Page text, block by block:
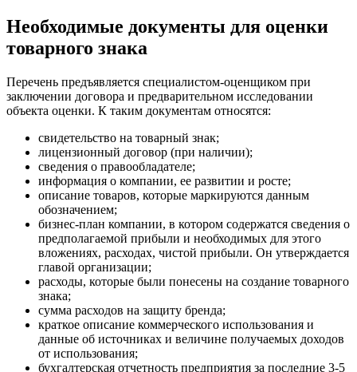
Необходимые документы для оценки
товарного знака
Перечень предъявляется специалистом-оценщиком при
заключении договора и предварительном исследовании
объекта оценки. К таким документам относятся:
свидетельство на товарный знак;
лицензионный договор (при наличии);
сведения о правообладателе;
информация о компании, ее развитии и росте;
описание товаров, которые маркируются данным
обозначением;
бизнес-план компании, в котором содержатся сведения о
предполагаемой прибыли и необходимых для этого
вложениях, расходах, чистой прибыли. Он утверждается
главой организации;
расходы, которые были понесены на создание товарного
знака;
сумма расходов на защиту бренда;
краткое описание коммерческого использования и
данные об источниках и величине получаемых доходов
от использования;
бухгалтерская отчетность предприятия за последние 3-5